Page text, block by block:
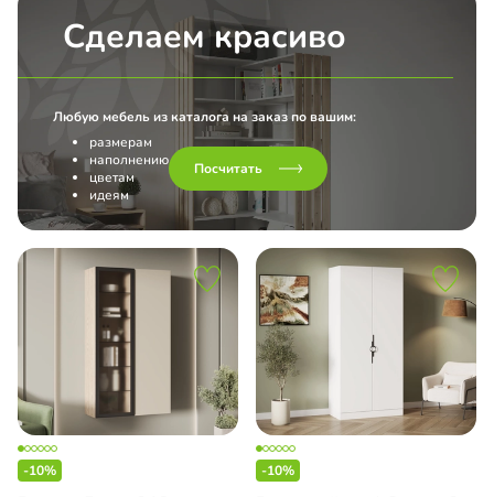
Top Line
L Hettich
Сделаем красиво
Любую мебель из каталога на заказ по вашим:
размерам
наполнению
цветам
идеям
Посчитать
-10% -10%